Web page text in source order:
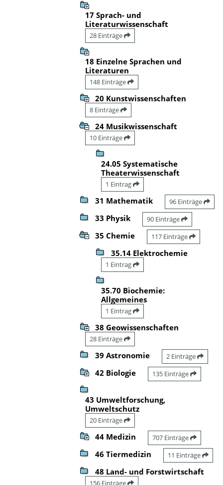
17 Sprach- und
Literaturwissenschaft
28 Einträge
18 Einzelne Sprachen und
Literaturen
148 Einträge
20 Kunstwissenschaften
8 Einträge
24 Musikwissenschaft
10 Einträge
24.05 Systematische
Theaterwissenschaft
1 Eintrag
31 Mathematik 96 Einträge
33 Physik 90 Einträge
35 Chemie 117 Einträge
35.14 Elektrochemie
1 Eintrag
35.70 Biochemie:
Allgemeines
1 Eintrag
38 Geowissenschaften
28 Einträge
39 Astronomie 2 Einträge
42 Biologie 135 Einträge
43 Umweltforschung,
Umweltschutz
20 Einträge
44 Medizin 707 Einträge
46 Tiermedizin 11 Einträge
48 Land- und Forstwirtschaft
156 Einträge